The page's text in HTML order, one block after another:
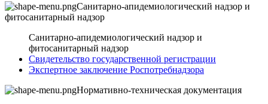
Санитарно-апидемиологический надзор и
фитосанитарный надзор
Санитарно-апидемиологический надзор и
фитосанитарный надзор
Свидетельство государственной регистрации
Экспертное заключение Роспотребнадзора
Нормативно-техническая документация